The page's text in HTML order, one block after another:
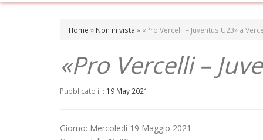
Home » Non in vista » «Pro Vercelli – Juventus U23» a
«Pro Vercelli –
Pubblicato il : 19 May 2021
Giorno: Mercoledì 19 Maggio 2021